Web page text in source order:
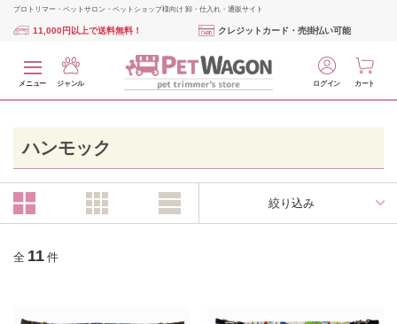
プロトリマー・ペットサロン・ペットショップ様向け 卸・仕入れ・通販サイト
11,000円以上で送料無料！ クレジットカード・売掛払い可能
メニュー ジャンル ログイン カート
ハンモック
絞り込み
全 11 件